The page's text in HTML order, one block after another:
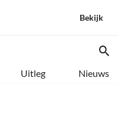
Bekijk
Uitleg Nieuws